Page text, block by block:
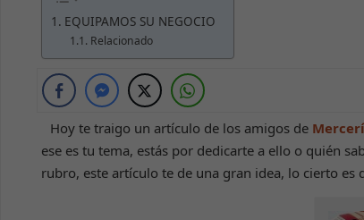
EQUIPAMOS SU NEGOCIO
Relacionado
Hoy te traigo un artículo de los amigos de
ese es tu tema, estás por dedicarte a ello o quién
rubro, este artículo te de una gran idea, lo cierto es